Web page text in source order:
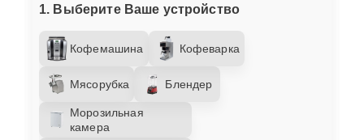
1. Выберите Ваше устройство
Кофемашина Кофеварка
Мясорубка Блендер
Морозильная
камера